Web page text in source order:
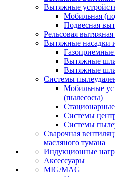
Вытяжные
Мобильная
Подвесная
Рельсовая вытяжная
Вытяжные насадки
Газоприемные
Вытяжные
Вытяжные
Системы
Мобильные
(пылесосы)
Системы
Системы
Сварочная
масляного тумана
Индукционные
Аксессуары
MIG/MAG